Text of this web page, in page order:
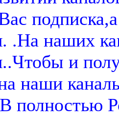
.На наших
и
наши
полностью